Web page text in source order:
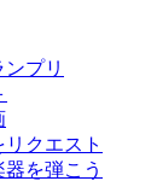
プリ
クエスト
を弾こう